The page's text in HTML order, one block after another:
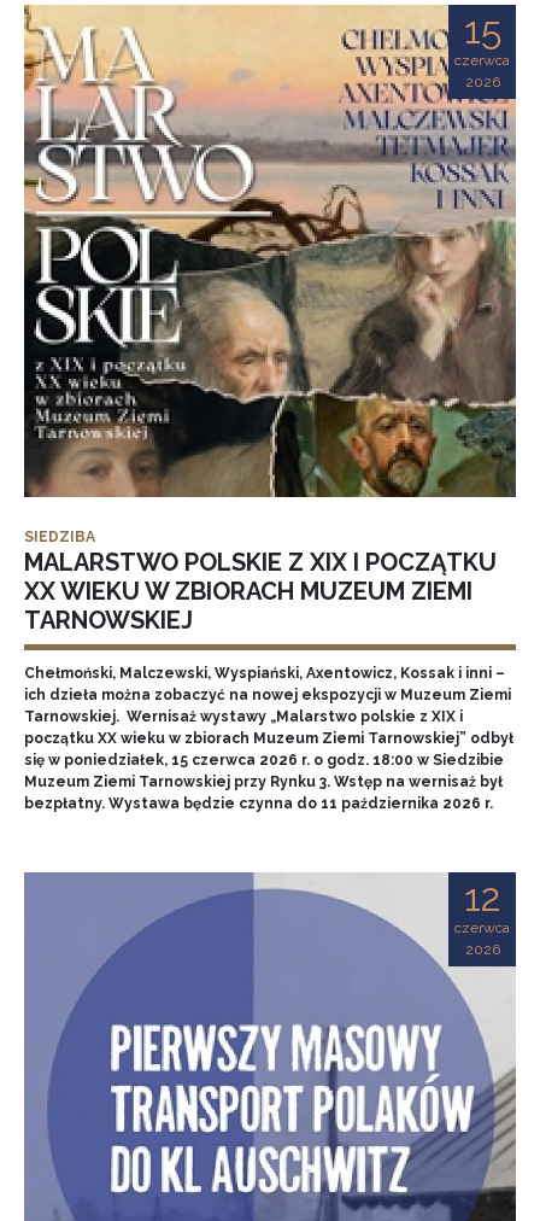
15
czerwca
2026
SIEDZIBA
MALARSTWO POLSKIE Z XIX I POCZĄTKU
XX WIEKU W ZBIORACH MUZEUM ZIEMI
TARNOWSKIEJ
Chełmoński, Malczewski, Wyspiański, Axentowicz, Kossak i inni –
ich dzieła można zobaczyć na nowej ekspozycji w Muzeum Ziemi
Tarnowskiej. Wernisaż wystawy „Malarstwo polskie z XIX i
początku XX wieku w zbiorach Muzeum Ziemi Tarnowskiej” odbył
się w poniedziałek, 15 czerwca 2026 r. o godz. 18:00 w Siedzibie
Muzeum Ziemi Tarnowskiej przy Rynku 3. Wstęp na wernisaż był
bezpłatny. Wystawa będzie czynna do 11 października 2026 r.
12
czerwca
2026